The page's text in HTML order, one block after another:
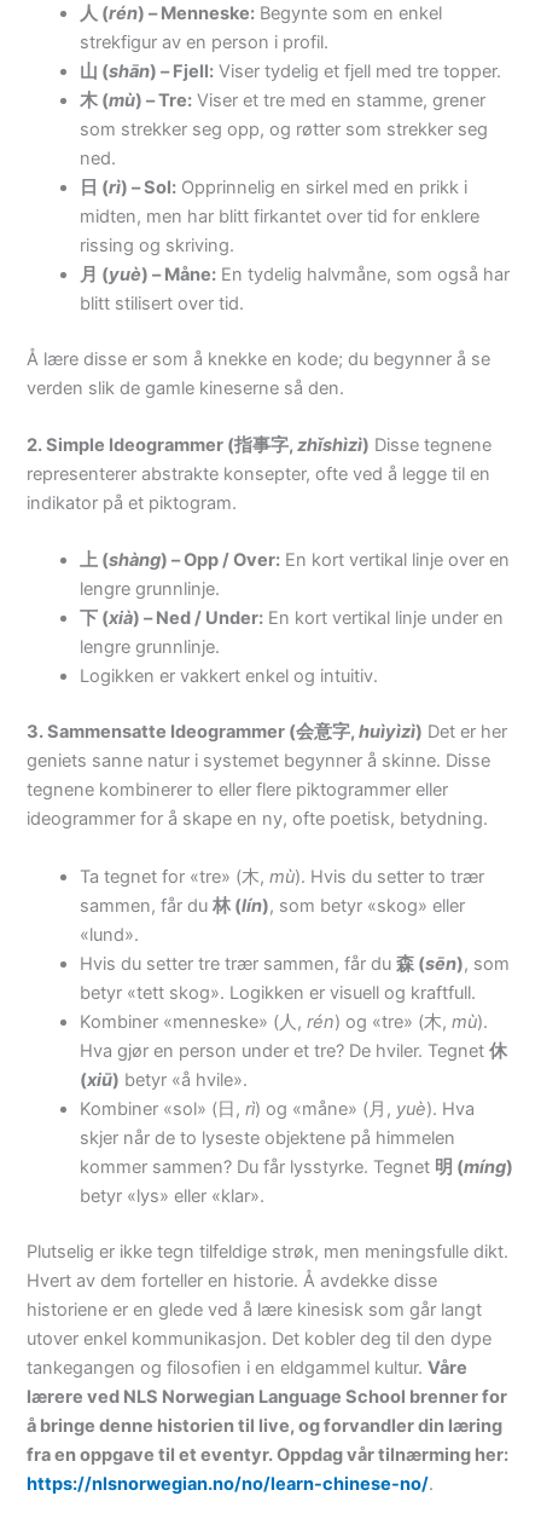
人 (rén) – Menneske: Begynte som en enkel
strekfigur av en person i profil.
山 (shān) – Fjell: Viser tydelig et fjell med tre topper.
木 (mù) – Tre: Viser et tre med en stamme, grener
som strekker seg opp, og røtter som strekker seg
ned.
日 (rì) – Sol: Opprinnelig en sirkel med en prikk i
midten, men har blitt firkantet over tid for enklere
rissing og skriving.
月 (yuè) – Måne: En tydelig halvmåne, som også har
blitt stilisert over tid.
Å lære disse er som å knekke en kode; du begynner å se
verden slik de gamle kineserne så den.
2. Simple Ideogrammer (指事字,zhǐshìzì) Disse tegnene
representerer abstrakte konsepter, ofte ved å legge til en
indikator på et piktogram.
上 (shàng) – Opp / Over: En kort vertikal linje over en
lengre grunnlinje.
下 (xià) – Ned / Under: En kort vertikal linje under en
lengre grunnlinje.
Logikken er vakkert enkel og intuitiv.
3. Sammensatte Ideogrammer (会意字,huìyìzì) Det er her
geniets sanne natur i systemet begynner å skinne. Disse
tegnene kombinerer to eller flere piktogrammer eller
ideogrammer for å skape en ny, ofte poetisk, betydning.
Ta tegnet for «tre» (木,mù). Hvis du setter to trær
sammen, får du林 (lín), som betyr «skog» eller
«lund».
Hvis du setter tre trær sammen, får du森 (sēn), som
betyr «tett skog». Logikken er visuell og kraftfull.
Kombiner «menneske» (人,rén) og «tre» (木,mù).
Hva gjør en person under et tre? De hviler. Tegnet休
(xiū) betyr «å hvile».
Kombiner «sol» (日,rì) og «måne» (月, yuè). Hva
skjer når de to lyseste objektene på himmelen
kommer sammen? Du får lysstyrke. Tegnet 明 (míng)
betyr «lys» eller «klar».
Plutselig er ikke tegn tilfeldige strøk, men meningsfulle dikt.
Hvert av dem forteller en historie. Å avdekke disse
historiene er en glede ved å lære kinesisk som går langt
utover enkel kommunikasjon. Det kobler deg til den dype
tankegangen og filosofien i en eldgammel kultur.Våre
lærere ved NLS Norwegian Language School brenner for
å bringe denne historien til live, og forvandler din læring
fra en oppgave til et eventyr. Oppdag vår tilnærming her:
https://nlsnorwegian.no/no/learn-chinese-no/.